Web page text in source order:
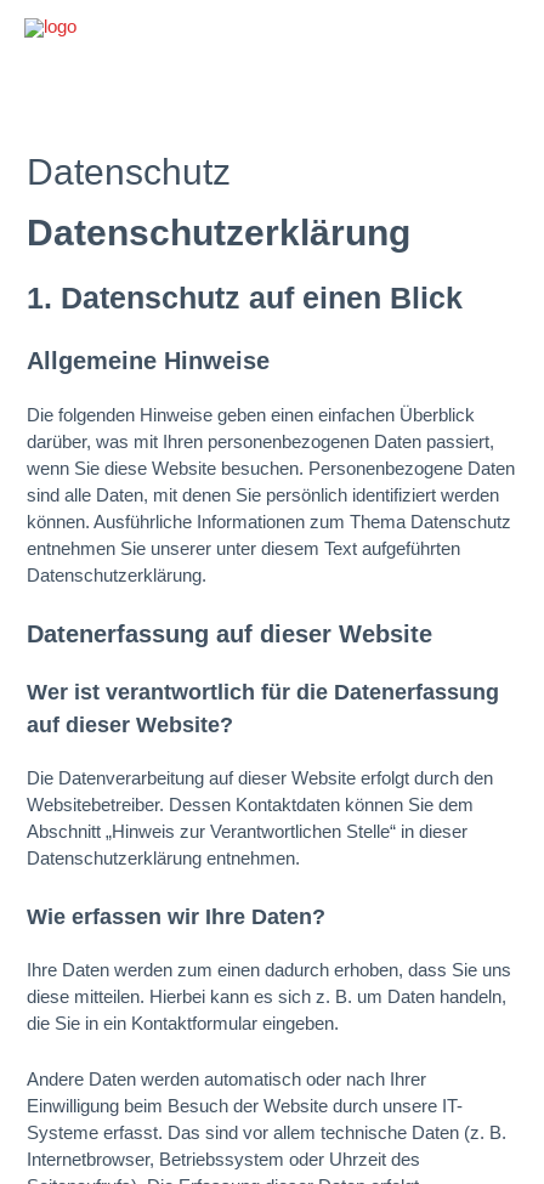
Datenschutz
Datenschutz­erklärung
1. Datenschutz auf einen Blick
Allgemeine Hinweise
Die folgenden Hinweise geben einen einfachen Überblick
darüber, was mit Ihren personenbezogenen Daten passiert,
wenn Sie diese Website besuchen. Personenbezogene Daten
sind alle Daten, mit denen Sie persönlich identifiziert werden
können. Ausführliche Informationen zum Thema Datenschutz
entnehmen Sie unserer unter diesem Text aufgeführten
Datenschutzerklärung.
Datenerfassung auf dieser Website
Wer ist verantwortlich für die Datenerfassung
auf dieser Website?
Die Datenverarbeitung auf dieser Website erfolgt durch den
Websitebetreiber. Dessen Kontaktdaten können Sie dem
Abschnitt „Hinweis zur Verantwortlichen Stelle“ in dieser
Datenschutzerklärung entnehmen.
Wie erfassen wir Ihre Daten?
Ihre Daten werden zum einen dadurch erhoben, dass Sie uns
diese mitteilen. Hierbei kann es sich z. B. um Daten handeln,
die Sie in ein Kontaktformular eingeben.
Andere Daten werden automatisch oder nach Ihrer
Einwilligung beim Besuch der Website durch unsere IT-
Systeme erfasst. Das sind vor allem technische Daten (z. B.
Internetbrowser, Betriebssystem oder Uhrzeit des